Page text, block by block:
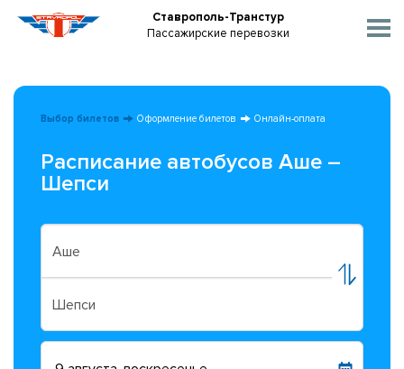
Ставрополь-Транстур
Пассажирские перевозки
Выбор билетов Оформление билетов Онлайн-оплата
Расписание автобусов Аше –
Шепси